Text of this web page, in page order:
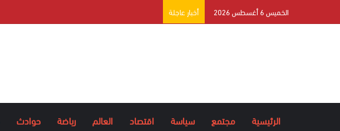
الخميس 6 أغسطس 2026 أخبار عاجلة
الرئيسية مجتمع سياسة اقتصاد العالم رياضة حوادث